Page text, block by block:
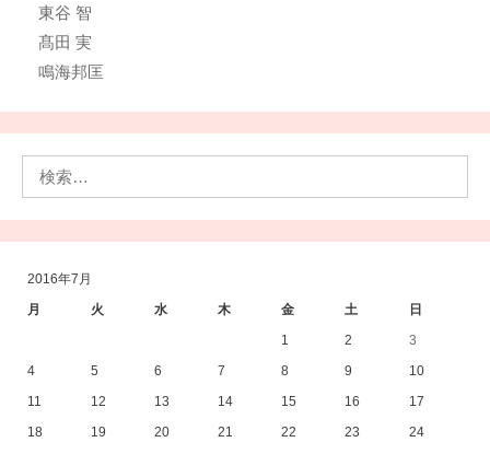
東谷 智
髙田 実
鳴海邦匡
2016年7月
月
火 水 木 金 土
日
1
2
3
4
5 6 7 8 9
10
11
12 13 14 15 16
17
18
19 20 21 22 23
24